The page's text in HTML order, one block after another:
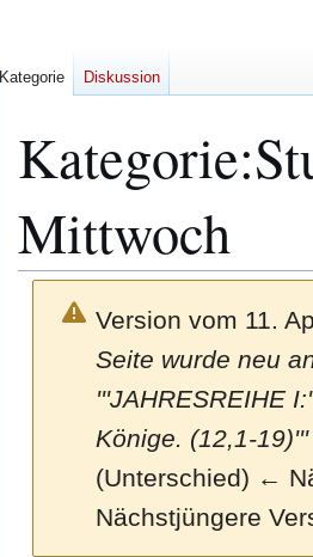
Kategorie:
Mittwoch
Version vom 11.
Seite wurde neu
'''JAHRESREIHE
Könige. (12,1-
(Unterschied) ←
Nächstjüngere
Kategorie Diskussion